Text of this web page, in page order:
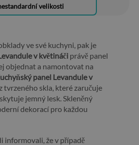
velikosti
ve své kuchyni, pak je
v květináči právě panel
objednat a namontovat na
panel Levandule v
tvrzeného skla, které zaručuje
jemný lesk. Skleněný
dekorací pro každou
informovali, že v případě